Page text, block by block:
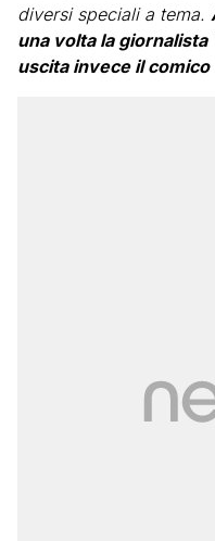
diversi speciali a tema.
una volta la
uscita invece il comico